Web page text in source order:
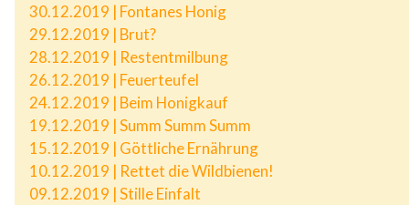
30.12.2019 | Fontanes Honig
29.12.2019 | Brut?
28.12.2019 | Restentmilbung
26.12.2019 | Feuerteufel
24.12.2019 | Beim Honigkauf
19.12.2019 | Summ Summ Summ
15.12.2019 | Göttliche Ernährung
10.12.2019 | Rettet die Wildbienen!
09.12.2019 | Stille Einfalt